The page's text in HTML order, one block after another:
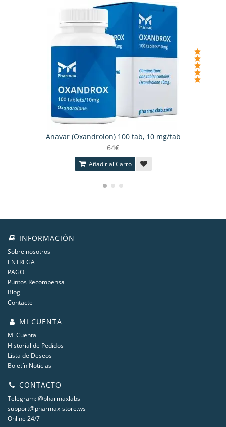
Anavar (Oxandrolon) 100 tab, 10 mg/tab
64€
Añadir al Carro
INFORMACIÓN
Sobre nosotros
ENTREGA
PAGO
Puntos Recompensa
Blog
Contacte
MI CUENTA
Mi Cuenta
Historial de Pedidos
Lista de Deseos
Boletín Noticias
CONTACTO
Telegram: @pharmaxlabs
support@pharmax-store.ws
Online 24/7